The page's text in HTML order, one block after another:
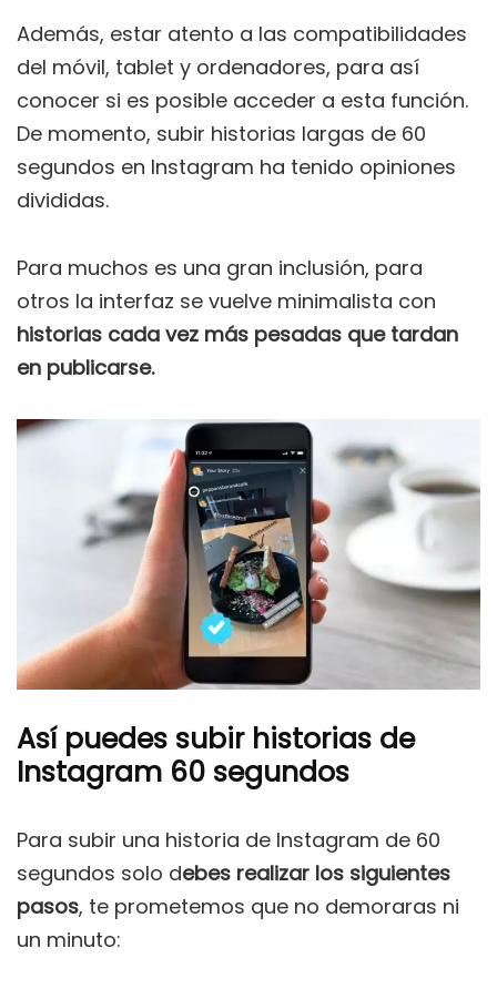
Además, estar atento a las compatibilidades
del móvil, tablet y ordenadores, para así
conocer si es posible acceder a esta función.
De momento, subir historias largas de 60
segundos en Instagram ha tenido opiniones
divididas.
Para muchos es una gran inclusión, para
otros la interfaz se vuelve minimalista con
historias cada vez más pesadas que tardan
en publicarse.
Así puedes subir historias de
Instagram 60 segundos
Para subir una historia de Instagram de 60
segundos solo debes realizar los siguientes
pasos, te prometemos que no demoraras ni
un minuto: